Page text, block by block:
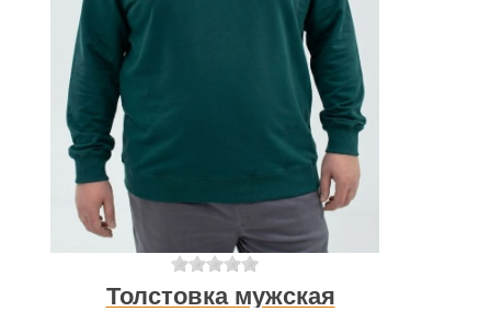
Толстовка мужская